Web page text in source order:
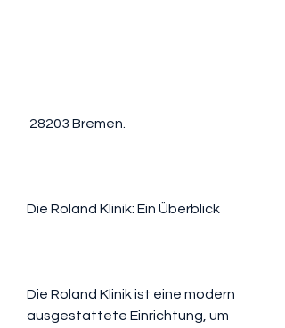
28203 Bremen.
Die Roland Klinik: Ein Überblick
Die Roland Klinik ist eine modern
ausgestattete Einrichtung, um